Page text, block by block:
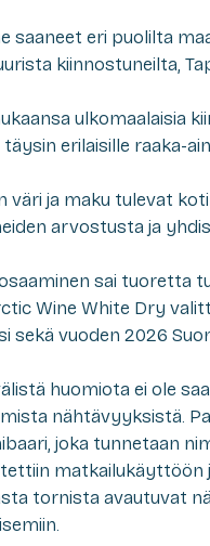
saaneet eri puolilta
kiinnostuneilta,
ulkomaalaisia
erilaisille raaka-
väri ja maku tulevat
arvostusta ja
sai tuoretta
Wine White Dry
sekä vuoden 2026
huomiota ei ole
nähtävyyksistä.
joka tunnetaan
matkailukäyttöön
tornista avautuvat